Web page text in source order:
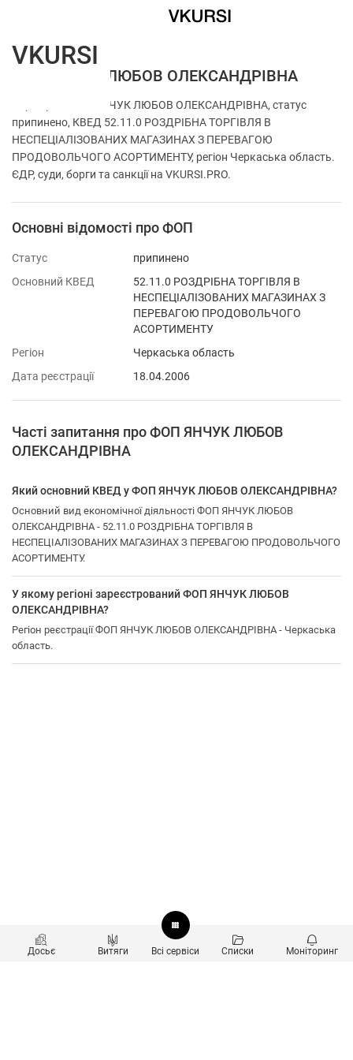
ФОП ЯНЧУК ЛЮБОВ ОЛЕКСАНДРІВНА
Перевірка ФОП ЯНЧУК ЛЮБОВ ОЛЕКСАНДРІВНА, статус
припинено, КВЕД 52.11.0 РОЗДРІБНА ТОРГІВЛЯ В
НЕСПЕЦІАЛІЗОВАНИХ МАГАЗИНАХ З ПЕРЕВАГОЮ
ПРОДОВОЛЬЧОГО АСОРТИМЕНТУ, регіон Черкаська область.
ЄДР, суди, борги та санкції на VKURSI.PRO.
Основні відомості про ФОП
Статус
припинено
Основний КВЕД
52.11.0 РОЗДРІБНА ТОРГІВЛЯ В
НЕСПЕЦІАЛІЗОВАНИХ МАГАЗИНАХ З
ПЕРЕВАГОЮ ПРОДОВОЛЬЧОГО
АСОРТИМЕНТУ
Регіон
Черкаська область
Дата реєстрації
18.04.2006
Часті запитання про ФОП ЯНЧУК ЛЮБОВ
ОЛЕКСАНДРІВНА
Який основний КВЕД у ФОП ЯНЧУК ЛЮБОВ ОЛЕКСАНДРІВНА?
Основний вид економічної діяльності ФОП ЯНЧУК ЛЮБОВ
ОЛЕКСАНДРІВНА - 52.11.0 РОЗДРІБНА ТОРГІВЛЯ В
НЕСПЕЦІАЛІЗОВАНИХ МАГАЗИНАХ З ПЕРЕВАГОЮ ПРОДОВОЛЬЧОГО
АСОРТИМЕНТУ.
У якому регіоні зареєстрований ФОП ЯНЧУК ЛЮБОВ
ОЛЕКСАНДРІВНА?
Регіон реєстрації ФОП ЯНЧУК ЛЮБОВ ОЛЕКСАНДРІВНА - Черкаська
область.
Досьє Витяги Всі сервіси Списки Моніторинг
VKURSI